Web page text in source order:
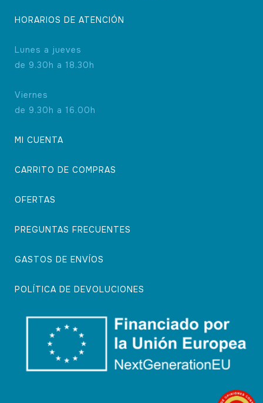
HORARIOS DE ATENCIÓN
Lunes a jueves
de 9.30h a 18.30h
Viernes
de 9.30h a 16.00h
MI CUENTA
CARRITO DE COMPRAS
OFERTAS
PREGUNTAS FRECUENTES
GASTOS DE ENVÍOS
POLÍTICA DE DEVOLUCIONES